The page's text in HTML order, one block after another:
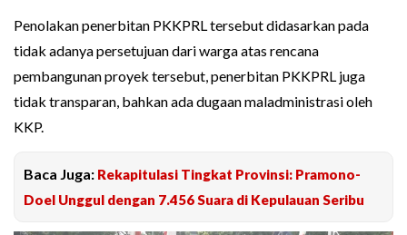
Penolakan penerbitan PKKPRL tersebut didasarkan pada
tidak adanya persetujuan dari warga atas rencana
pembangunan proyek tersebut, penerbitan PKKPRL juga
tidak transparan, bahkan ada dugaan maladministrasi oleh
KKP.
Baca Juga: Rekapitulasi Tingkat Provinsi: Pramono-
Doel Unggul dengan 7.456 Suara di Kepulauan Seribu